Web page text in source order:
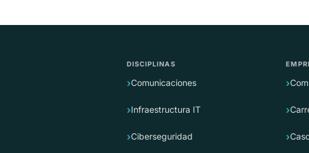
DISCIPLINAS
Comunicaciones
Infraestructura IT
Ciberseguridad